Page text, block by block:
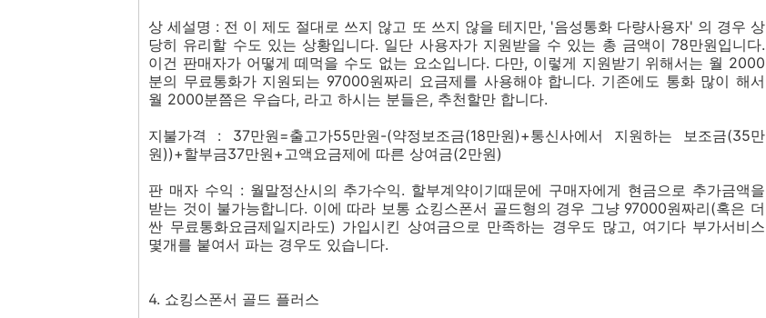
상 세설명 : 전 이 제도 절대로 쓰지 않고 또 쓰지 않을 테지만, '음성통화 다량사용자' 의 경우 상
당히 유리할 수도 있는 상황입니다. 일단 사용자가 지원받을 수 있는 총 금액이 78만원입니다.
이건 판매자가 어떻게 떼먹을 수도 없는 요소입니다. 다만, 이렇게 지원받기 위해서는 월 2000
분의 무료통화가 지원되는 97000원짜리 요금제를 사용해야 합니다. 기존에도 통화 많이 해서
월 2000분쯤은 우습다, 라고 하시는 분들은, 추천할만 합니다.
지불가격 : 37만원=출고가55만원-(약정보조금(18만원)+통신사에서 지원하는 보조금(35만
원))+할부금37만원+고액요금제에 따른 상여금(2만원)
판 매자 수익 : 월말정산시의 추가수익. 할부계약이기때문에 구매자에게 현금으로 추가금액을
받는 것이 불가능합니다. 이에 따라 보통 쇼킹스폰서 골드형의 경우 그냥 97000원짜리(혹은 더
싼 무료통화요금제일지라도) 가입시킨 상여금으로 만족하는 경우도 많고, 여기다 부가서비스
몇개를 붙여서 파는 경우도 있습니다.
4. 쇼킹스폰서 골드 플러스